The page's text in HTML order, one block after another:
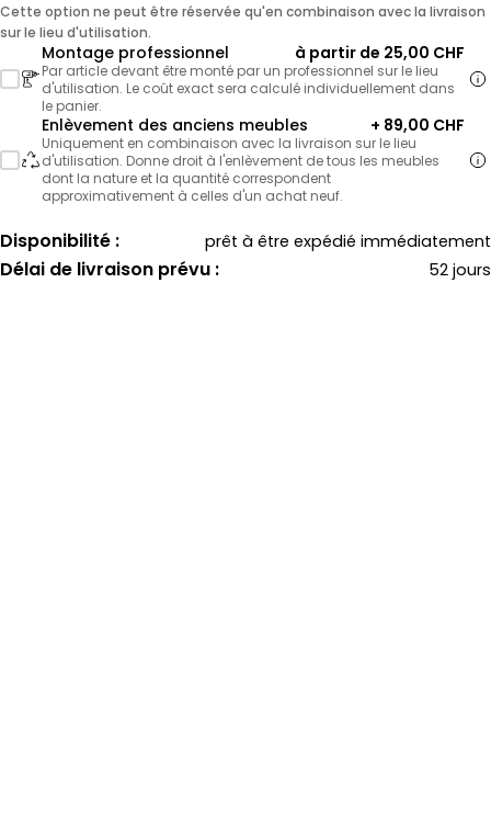
Cette option ne peut être réservée qu'en combinaison avec la livraison
sur le lieu d'utilisation.
Montage professionnel à partir de 25,00 CHF
Par article devant être monté par un professionnel sur le lieu
d'utilisation. Le coût exact sera calculé individuellement dans
le panier.
Enlèvement des anciens meubles + 89,00 CHF
Uniquement en combinaison avec la livraison sur le lieu
d'utilisation. Donne droit à l'enlèvement de tous les meubles
dont la nature et la quantité correspondent
approximativement à celles d'un achat neuf.
Disponibilité : prêt à être expédié immédiatement
Délai de livraison prévu : 52 jours